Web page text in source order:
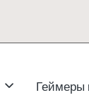
Геймеры